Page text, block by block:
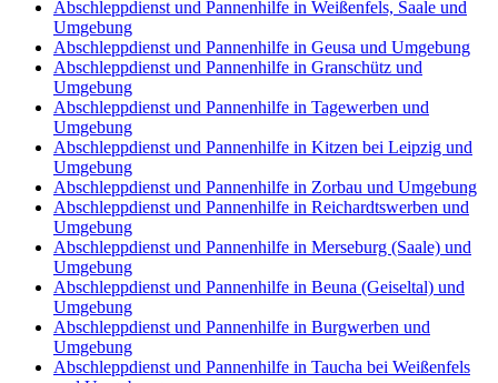
Abschleppdienst und Pannenhilfe in Weißenfels, Saale und
Umgebung
Abschleppdienst und Pannenhilfe in Geusa und Umgebung
Abschleppdienst und Pannenhilfe in Granschütz und
Umgebung
Abschleppdienst und Pannenhilfe in Tagewerben und
Umgebung
Abschleppdienst und Pannenhilfe in Kitzen bei Leipzig und
Umgebung
Abschleppdienst und Pannenhilfe in Zorbau und Umgebung
Abschleppdienst und Pannenhilfe in Reichardtswerben und
Umgebung
Abschleppdienst und Pannenhilfe in Merseburg (Saale) und
Umgebung
Abschleppdienst und Pannenhilfe in Beuna (Geiseltal) und
Umgebung
Abschleppdienst und Pannenhilfe in Burgwerben und
Umgebung
Abschleppdienst und Pannenhilfe in Taucha bei Weißenfels